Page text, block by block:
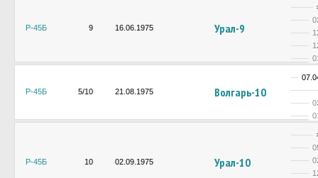
Р-45Б 9 16.06.1975 Урал-9
Р-45Б 5/10 21.08.1975 Волгарь-10
Р-45Б 10 02.09.1975 Урал-10